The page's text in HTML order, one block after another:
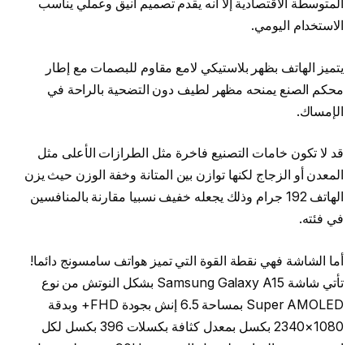
المتوسطة الاقتصادية إلا أنه يقدم تصميم أنيق وعملي يناسب
الاستخدام اليومي.
يتميز الهاتف بظهر بلاستيكي لامع مقاوم للبصمات مع إطار
محكم الصنع يمنحه مظهر لطيف دون التضحية بالراحة في
الإمساك.
قد لا تكون خامات التصنيع فاخرة مثل الطرازات الأعلى مثل
المعدن أو الزجاج لكنها توازن بين المتانة وخفة الوزن حيث يزن
الهاتف 192 جرام وذلك يجعله خفيف نسبيا مقارنة بالمنافسين
في فئته.
أما الشاشة فهي نقطة القوة التي تميز هواتف سامسونج دائما!
تأتي شاشة Samsung Galaxy A15 بشكل النوتش من نوع
Super AMOLED بمساحة 6.5 إنش بجودة FHD+ وبدقة
1080×2340 بكسل بمعدل كثافة بكسلات 396 بكسل لكل